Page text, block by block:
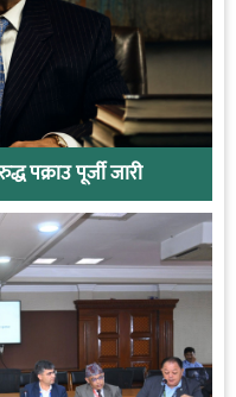
पक्राउ पूर्जी जारी